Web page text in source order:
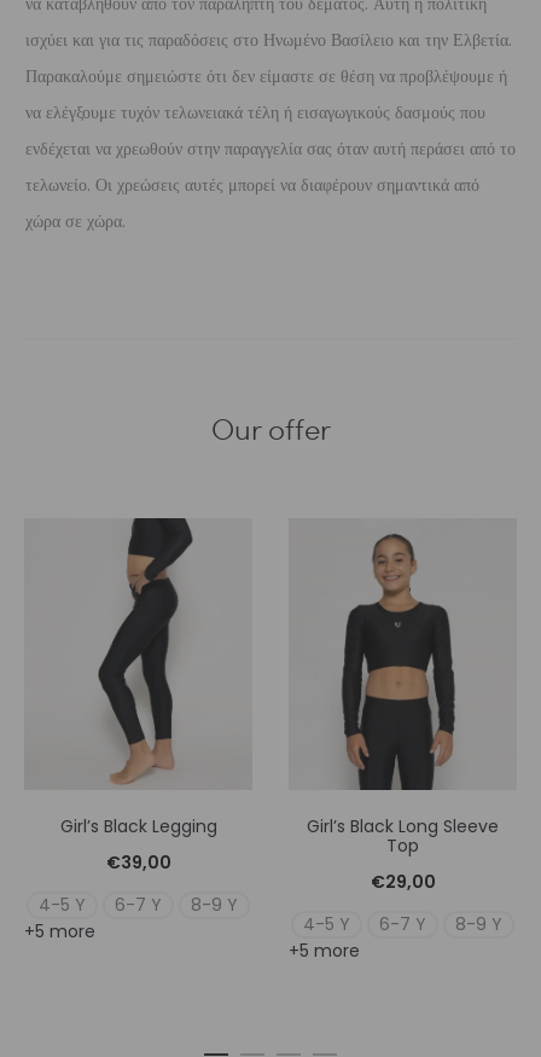
ισχύει και για τις παραδόσεις στο Ηνωμένο Βασίλειο και την Ελβετία.
Παρακαλούμε σημειώστε ότι δεν είμαστε σε θέση να προβλέψουμε ή
να ελέγξουμε τυχόν τελωνειακά τέλη ή εισαγωγικούς δασμούς που
ενδέχεται να χρεωθούν στην παραγγελία σας όταν αυτή περάσει από το
τελωνείο. Οι χρεώσεις αυτές μπορεί να διαφέρουν σημαντικά από
χώρα σε χώρα.
Our offer
Girl’s Black Legging
€39,00
4-5 Y
6-7 Y
8-9 Y
+5 more
Girl’s Black Long Sleeve
Top
€29,00
4-5 Y
6-7 Y
8-9 Y
+5 more